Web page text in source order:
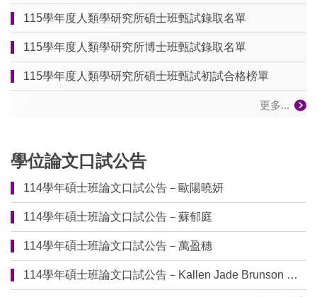
115學年度人類學研究所碩士班甄試錄取名單
115學年度人類學研究所博士班甄試錄取名單
115學年度人類學研究所碩士班甄試初試合格榜單
更多...
學位論文口試公告
114學年碩士班論文口試公告－歐陽曉妍
114學年碩士班論文口試公告－蘇郁庭
114學年碩士班論文口試公告－萬盈穗
114學年碩士班論文口試公告－Kallen Jade Brunson 吳佳軒